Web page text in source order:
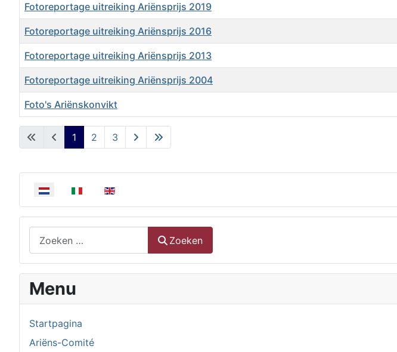
Selecteer de taal
Zoeken
Menu
Startpagina
Ariëns-Comité
Artikelen
Fotoreportage uitreiking Ariënsprijs 2019
Fotoreportage uitreiking Ariënsprijs 2016
Fotoreportage uitreiking Ariënsprijs 2013
Fotoreportage uitreiking Ariënsprijs 2004
Foto's Ariënskonvikt
1 2 3